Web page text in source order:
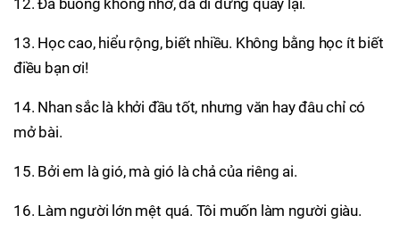
12. Đã buông không nhớ, đã đi đừng quay lại.
13. Học cao, hiểu rộng, biết nhiều. Không bằng học ít biết
điều bạn ơi!
14. Nhan sắc là khởi đầu tốt, nhưng văn hay đâu chỉ có
mở bài.
15. Bởi em là gió, mà gió là chả của riêng ai.
16. Làm người lớn mệt quá. Tôi muốn làm người giàu.